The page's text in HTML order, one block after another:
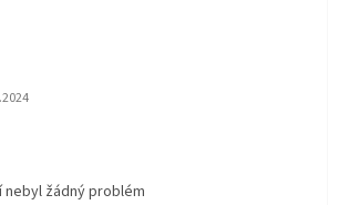
obchodu je 5 z 5 hvězdiček.
žádný problém